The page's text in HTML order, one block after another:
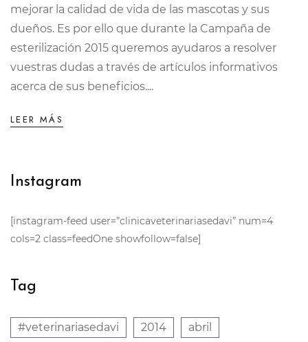
mejorar la calidad de vida de las mascotas y sus
dueños. Es por ello que durante la Campaña de
esterilización 2015 queremos ayudaros a resolver
vuestras dudas a través de artículos informativos
acerca de sus beneficios....
LEER MÁS
Instagram
[instagram-feed user=”clinicaveterinariasedavi” num=4
cols=2 class=feedOne showfollow=false]
Tag
#veterinariasedavi 2014 abril